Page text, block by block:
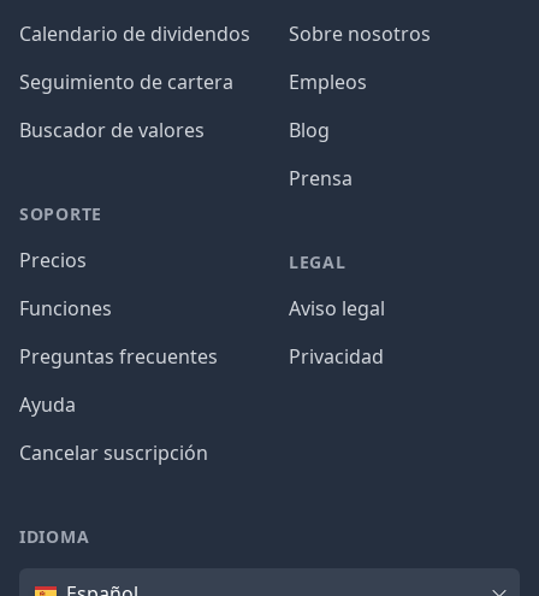
Calendario de dividendos
Seguimiento de cartera
Buscador de valores
SOPORTE
Precios
Funciones
Preguntas frecuentes
Ayuda
Cancelar suscripción
Sobre nosotros
Empleos
Blog
Prensa
LEGAL
Aviso legal
Privacidad
IDIOMA
Idioma